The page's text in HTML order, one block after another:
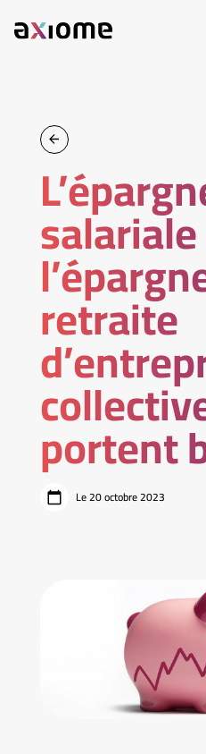
retraite
portent
Le 20 octobre 2023